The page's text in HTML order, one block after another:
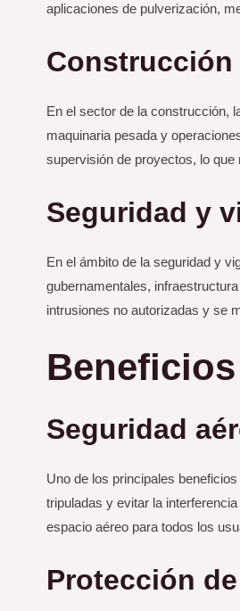
aplicaciones de pulverización,
Construcción
En el sector de la construcción,
maquinaria pesada y
supervisión de proyectos, lo
Seguridad y
En el ámbito de la seguridad y
gubernamentales,
intrusiones no autorizadas y se
Seguridad
Uno de los principales
tripuladas y evitar la
espacio aéreo para todos los
Protección